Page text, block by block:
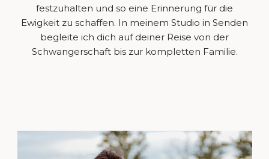
festzuhalten und so eine Erinnerung für die
Ewigkeit zu schaffen. In meinem Studio in Senden
begleite ich dich auf deiner Reise von der
Schwangerschaft bis zur kompletten Familie.